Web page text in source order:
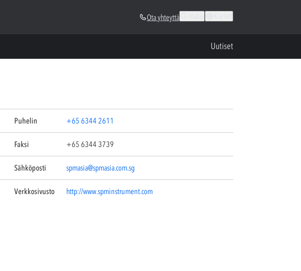
Ota yhteyttä
Uutiset
Puhelin +65 6344 2611
Faksi +65 6344 3739
Sähköposti spmasia@spmasia.com.sg
Verkkosivusto http://www.spminstrument.com